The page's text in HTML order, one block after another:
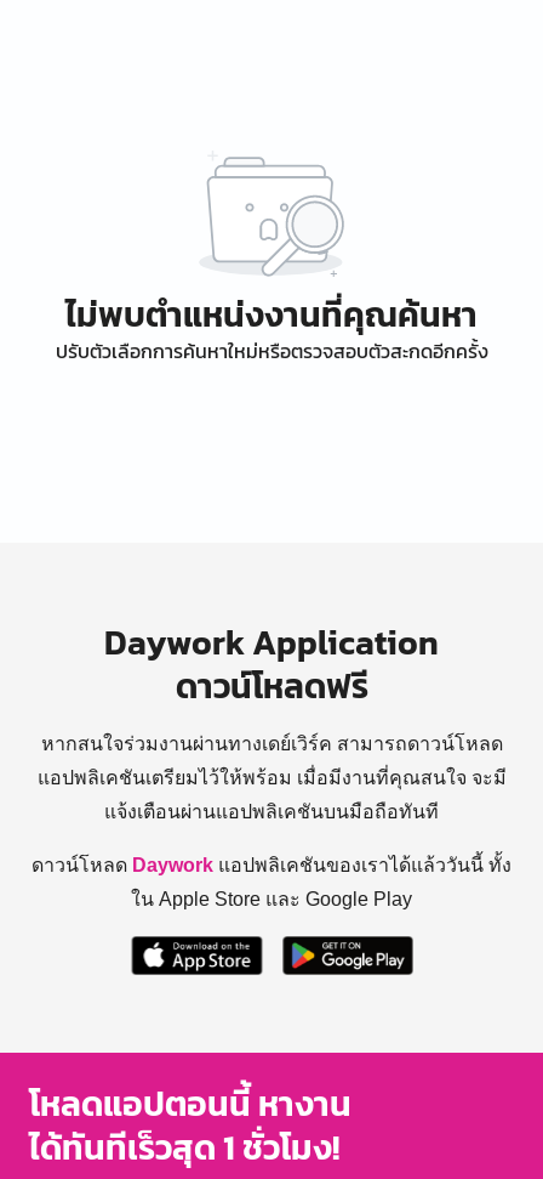
ไม่พบตำแหน่งงานที่คุณค้นหา
ปรับตัวเลือกการค้นหาใหม่หรือตรวจสอบตัวสะกดอีกครั้ง
Daywork Application
ดาวน์โหลดฟรี
หากสนใจร่วมงานผ่านทางเดย์เวิร์ค สามารถดาวน์โหลด
แอปพลิเคชันเตรียมไว้ให้พร้อม เมื่อมีงานที่คุณสนใจ จะมี
แจ้งเตือนผ่านแอปพลิเคชันบนมือถือทันที
ดาวน์โหลด Daywork แอปพลิเคชันของเราได้แล้ววันนี้ ทั้ง
ใน Apple Store และ Google Play
โหลดแอปตอนนี้ หางาน
ได้ทันทีเร็วสุด 1 ชั่วโมง!